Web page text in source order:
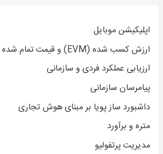
اپلیکیشن موبایل
ارزش کسب شده (EVM) و قیمت تمام شده
ارزیابی عملکرد فردی و سازمانی
پیامرسان سازمانی
داشبورد ساز پویا بر مبنای هوش تجاری
متره و برآورد
مدیریت پرتفولیو